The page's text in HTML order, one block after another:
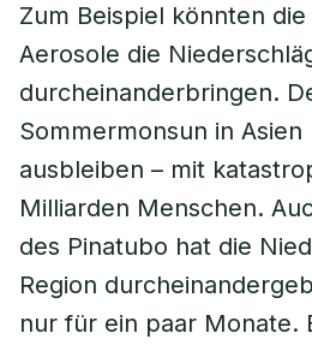
Zum Beispiel könnten
Aerosole die
durcheinanderbringen.
Sommermonsun in
ausbleiben – mit
Milliarden Menschen.
des Pinatubo hat die
Region
nur für ein paar Monate.